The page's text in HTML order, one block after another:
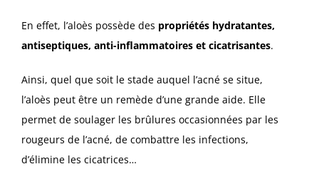
En effet, l’aloès possède des propriétés hydratantes,
antiseptiques, anti-inflammatoires et cicatrisantes.
Ainsi, quel que soit le stade auquel l’acné se situe,
l’aloès peut être un remède d’une grande aide. Elle
permet de soulager les brûlures occasionnées par les
rougeurs de l’acné, de combattre les infections,
d’élimine les cicatrices…